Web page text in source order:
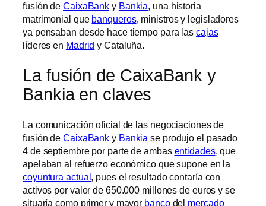
fusión deCaixaBank y Bankia, una historia
matrimonial que banqueros, ministros y legisladores
ya pensaban desde hace tiempo para lascajas
líderes en Madrid y Cataluña.
La fusión de CaixaBank y
Bankia en claves
La comunicación oficial de las negociaciones de
fusión deCaixaBank y Bankia se produjo el pasado
4 de septiembre por parte de ambas entidades, que
apelaban al refuerzo económico que supone en la
coyuntura actual , pues el resultado contaría con
activos por valor de 650.000 millones de euros y se
situaría como primer y mayor bancodel mercado